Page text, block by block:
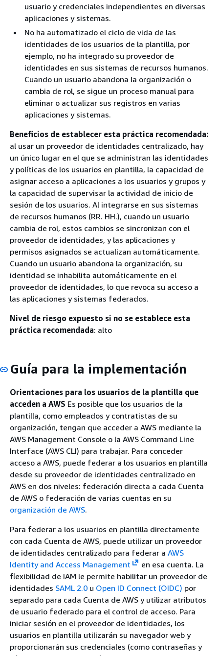
usuario y credenciales independientes en diversas
aplicaciones y sistemas.
No ha automatizado el ciclo de vida de las
identidades de los usuarios de la plantilla, por
ejemplo, no ha integrado su proveedor de
identidades en sus sistemas de recursos humanos.
Cuando un usuario abandona la organización o
cambia de rol, se sigue un proceso manual para
eliminar o actualizar sus registros en varias
aplicaciones y sistemas.
Beneficios de establecer esta práctica recomendada:
al usar un proveedor de identidades centralizado, hay
un único lugar en el que se administran las identidades
y políticas de los usuarios en plantilla, la capacidad de
asignar acceso a aplicaciones a los usuarios y grupos y
la capacidad de supervisar la actividad de inicio de
sesión de los usuarios. Al integrarse en sus sistemas
de recursos humanos (RR. HH.), cuando un usuario
cambia de rol, estos cambios se sincronizan con el
proveedor de identidades, y las aplicaciones y
permisos asignados se actualizan automáticamente.
Cuando un usuario abandona la organización, su
identidad se inhabilita automáticamente en el
proveedor de identidades, lo que revoca su acceso a
las aplicaciones y sistemas federados.
Nivel de riesgo expuesto si no se establece esta
práctica recomendada: alto
Guía para la implementación
Orientaciones para los usuarios de la plantilla que
acceden a AWS Es posible que los usuarios de la
plantilla, como empleados y contratistas de su
organización, tengan que acceder a AWS mediante la
AWS Management Console o la AWS Command Line
Interface (AWS CLI) para trabajar. Para conceder
acceso a AWS, puede federar a los usuarios en plantilla
desde su proveedor de identidades centralizado en
AWS en dos niveles: federación directa a cada Cuenta
de AWS o federación de varias cuentas en su
organización de AWS.
Para federar a los usuarios en plantilla directamente
con cada Cuenta de AWS, puede utilizar un proveedor
de identidades centralizado para federar a AWS
Identity and Access Management
en esa cuenta. La
flexibilidad de IAM le permite habilitar un proveedor de
identidades SAML 2.0 u Open ID Connect (OIDC) por
separado para cada Cuenta de AWS y utilizar atributos
de usuario federado para el control de acceso. Para
iniciar sesión en el proveedor de identidades, los
usuarios en plantilla utilizarán su navegador web y
proporcionarán sus credenciales (como contraseñas y